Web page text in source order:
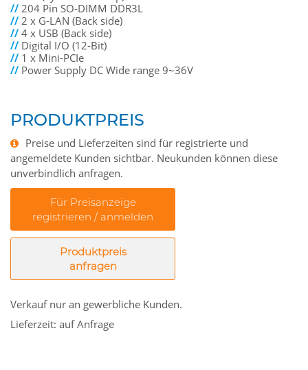
//204 Pin SO-DIMM DDR3L
//2 x G-LAN (Back side)
//4 x USB (Back side)
// Digital I/O (12-Bit)
// 1 x Mini-PCIe
// Power Supply DC Wide range 9~36V
PRODUKTPREIS
Preise und Lieferzeiten sind für registrierte und
angemeldete Kunden sichtbar. Neukunden können diese
unverbindlich anfragen.
Für Preisanzeige
registrieren / anmelden
Produktpreis
anfragen
Verkauf nur an gewerbliche Kunden.
Lieferzeit: auf Anfrage